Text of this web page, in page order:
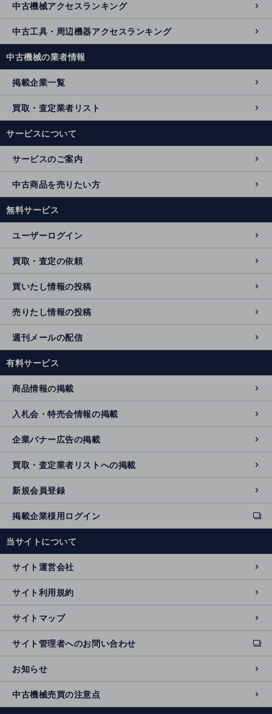
中古機械アクセスランキング
中古工具・周辺機器アクセスランキング
中古機械の業者情報
掲載企業一覧
買取・査定業者リスト
サービスについて
サービスのご案内
中古商品を売りたい方
無料サービス
ユーザーログイン
買取・査定の依頼
買いたし情報の投稿
売りたし情報の投稿
週刊メールの配信
有料サービス
商品情報の掲載
入札会・特売会情報の掲載
企業バナー広告の掲載
買取・査定業者リストへの掲載
新規会員登録
掲載企業様用ログイン
ext
e
n
al
si
t
e
当サイトについて
サイト運営会社
サイト利用規約
サイトマップ
サイト管理者へのお問い合わせ
ext
e
r
n
al
si
お知らせ
中古機械売買の注意点